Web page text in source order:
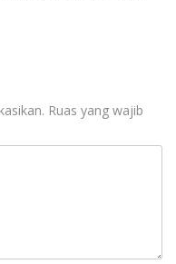
Ruas yang wajib